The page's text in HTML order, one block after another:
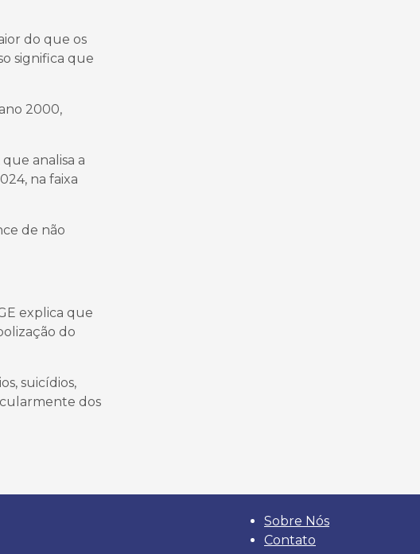
do que os
significa que
2000,
analisa a
na faixa
de não
explica que
do
suicídios,
dos
Sobre Nós
Contato